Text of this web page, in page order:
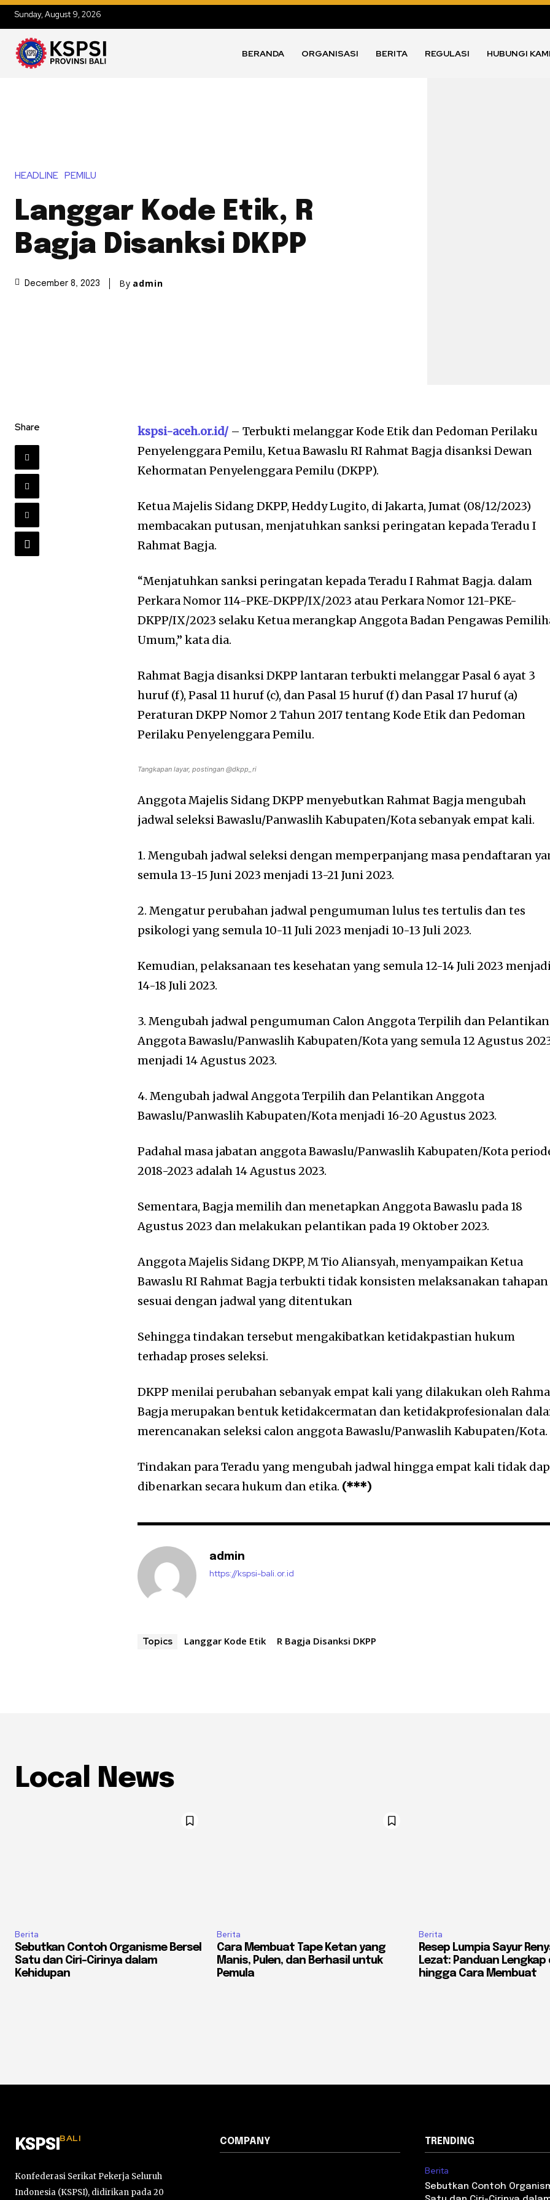
Sunday, August 9, 2026
BERANDA ORGANISASI BERITA REGULASI HUBUNGI KAMI
HEADLINE PEMILU
Langgar Kode Etik, R
Bagja Disanksi DKPP
December 8, 2023 By admin
Share kspsi-aceh.or.id/– Terbukti melanggar Kode Etik dan Pedoman Perilaku
Penyelenggara Pemilu, Ketua Bawaslu RI Rahmat Bagja disanksi Dewan
Kehormatan Penyelenggara Pemilu (DKPP).
Ketua Majelis Sidang DKPP, Heddy Lugito, di Jakarta, Jumat (08/12/2023)
membacakan putusan, menjatuhkan sanksi peringatan kepada Teradu I
Rahmat Bagja.
“Menjatuhkan sanksi peringatan kepada Teradu I Rahmat Bagja. dalam
Perkara Nomor 114-PKE-DKPP/IX/2023 atau Perkara Nomor 121-PKE-
DKPP/IX/2023 selaku Ketua merangkap Anggota Badan Pengawas
Umum,” kata dia.
Rahmat Bagja disanksi DKPP lantaran terbukti melanggar Pasal 6 ayat 3
huruf (f), Pasal 11 huruf (c), dan Pasal 15 huruf (f) dan Pasal 17 huruf (a)
Peraturan DKPP Nomor 2 Tahun 2017 tentang Kode Etik dan Pedoman
Perilaku Penyelenggara Pemilu.
Tangkapan layar, postingan @dkpp_ri
Anggota Majelis Sidang DKPP menyebutkan Rahmat Bagja mengubah
jadwal seleksi Bawaslu/Panwaslih Kabupaten/Kota sebanyak empat kali.
1. Mengubah jadwal seleksi dengan memperpanjang masa pendaftaran
semula 13-15 Juni 2023 menjadi 13-21 Juni 2023.
2. Mengatur perubahan jadwal pengumuman lulus tes tertulis dan tes
psikologi yang semula 10-11 Juli 2023 menjadi 10-13 Juli 2023.
Kemudian, pelaksanaan tes kesehatan yang semula 12-14 Juli 2023
14-18 Juli 2023.
3. Mengubah jadwal pengumuman Calon Anggota Terpilih dan Pelantikan
Anggota Bawaslu/Panwaslih Kabupaten/Kota yang semula 12 Agustus
menjadi 14 Agustus 2023.
4. Mengubah jadwal Anggota Terpilih dan Pelantikan Anggota
Bawaslu/Panwaslih Kabupaten/Kota menjadi 16-20 Agustus 2023.
Padahal masa jabatan anggota Bawaslu/Panwaslih Kabupaten/Kota
2018-2023 adalah 14 Agustus 2023.
Sementara, Bagja memilih dan menetapkan Anggota Bawaslu pada 18
Agustus 2023 dan melakukan pelantikan pada 19 Oktober 2023.
Anggota Majelis Sidang DKPP, M Tio Aliansyah, menyampaikan Ketua
Bawaslu RI Rahmat Bagja terbukti tidak konsisten melaksanakan tahapan
sesuai dengan jadwal yang ditentukan
Sehingga tindakan tersebut mengakibatkan ketidakpastian hukum
terhadap proses seleksi.
DKPP menilai perubahan sebanyak empat kali yang dilakukan oleh
Bagja merupakan bentuk ketidakcermatan dan ketidakprofesionalan
merencanakan seleksi calon anggota Bawaslu/Panwaslih Kabupaten/Kota.
Tindakan para Teradu yang mengubah jadwal hingga empat kali tidak
dibenarkan secara hukum dan etika. (***)
admin
https://kspsi-bali.or.id
Topics Langgar Kode Etik R Bagja Disanksi DKPP
Local News
Berita
Sebutkan Contoh Organisme Bersel
Satu dan Ciri-Cirinya dalam
Kehidupan
Berita
Cara Membuat Tape Ketan yang
Manis, Pulen, dan Berhasil untuk
Pemula
Berita
Resep Lumpia Sayur
Lezat: Panduan Lengkap
hingga Cara Membuat
KSPSI BALI
Konfederasi Serikat Pekerja Seluruh
Indonesia (KSPSI), didirikan pada 20
COMPANY TRENDING
Berita
Sebutkan Contoh